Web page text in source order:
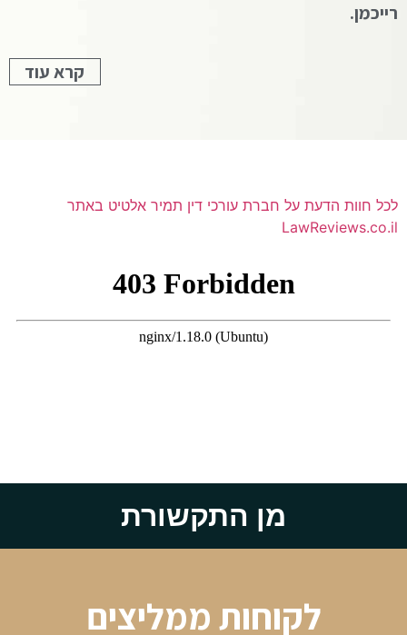
רייכמן.
קרא עוד
לכל חוות הדעת על חברת עורכי דין תמיר אלטיט באתר
LawReviews.co.il
מן התקשורת
לקוחות ממליצים